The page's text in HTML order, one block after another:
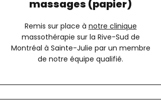
massages (papier)
Remis sur place à notre clinique
massothérapie sur la Rive-Sud de
Montréal à Sainte-Julie par un membre
de notre équipe qualifié.